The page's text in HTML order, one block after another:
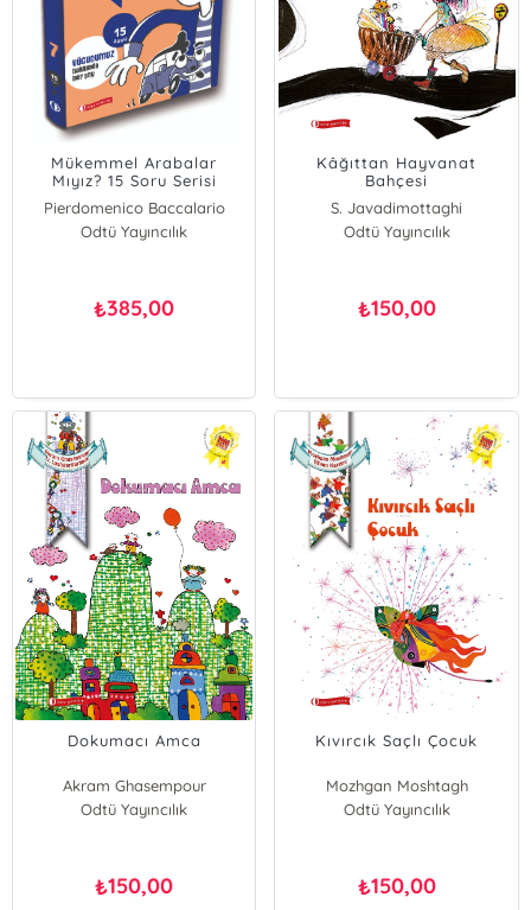
Mükemmel Arabalar
Mıyız? 15 Soru Serisi
Pierdomenico Baccalario
Federico Taddia
Odtü Yayıncılık
₺385,00
Kâğıttan Hayvanat
Bahçesi
S. Javadimottaghi
Odtü Yayıncılık
₺150,00
Dokumacı Amca
Akram Ghasempour
Odtü Yayıncılık
₺150,00
Kıvırcık Saçlı Çocuk
Mozhgan Moshtagh
Odtü Yayıncılık
₺150,00